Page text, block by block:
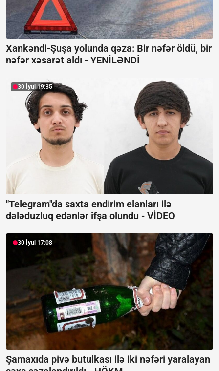
Xankəndi-Şuşa yolunda qəza: Bir nəfər öldü, bir
nəfər xəsarət aldı - YENİLƏNDİ
30 İyul 19:35
"Telegram"da saxta endirim elanları ilə
dələduzluq edənlər ifşa olundu - VİDEO
30 İyul 17:08
Şamaxıda pivə butulkası ilə iki nəfəri yaralayan